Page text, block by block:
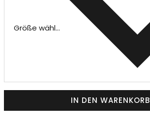
Größe wählen
IN DEN WARENKORB